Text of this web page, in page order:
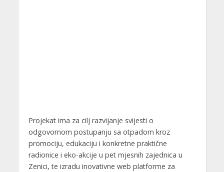
Projekat ima za cilj razvijanje svijesti o
odgovornom postupanju sa otpadom kroz
promociju, edukaciju i konkretne praktične
radionice i eko-akcije u pet mjesnih zajednica u
Zenici, te izradu inovativne web platforme za